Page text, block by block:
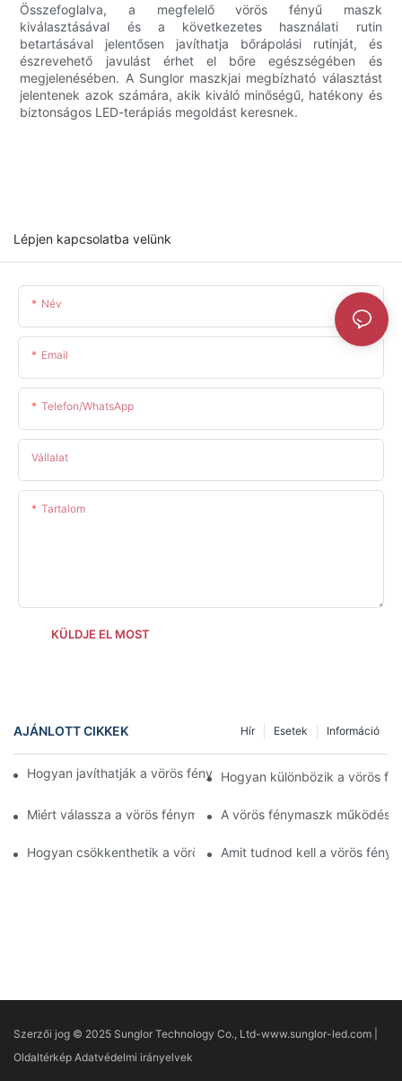
Összefoglalva, a megfelelő vörös fényű maszk
kiválasztásával és a következetes használati rutin
betartásával jelentősen javíthatja bőrápolási rutinját, és
észrevehető javulást érhet el bőre egészségében és
megjelenésében. A Sunglor maszkjai megbízható választást
jelentenek azok számára, akik kiváló minőségű, hatékony és
biztonságos LED-terápiás megoldást keresnek.
Lépjen kapcsolatba velünk
Név
Email
Telefon/WhatsApp
Vállalat
Tartalom
KÜLDJE EL MOST
AJÁNLOTT CIKKEK Információ
Esetek
Hír
Hogyan javíthatják a vörös fényű arcmaszkok a pattanásos
Hogyan különbözik a vörös
Miért válassza a vörös fénymaszkot az arcára a hagyományos
A vörös fénymaszk működési
Hogyan csökkenthetik a vörös fényű arcmaszkok a finom
Amit tudnod kell a vörös
Szerzői jog © 2025 Sunglor Technology Co., Ltd-www.sunglor-led.com
Oldaltérkép Adatvédelmi irányelvek